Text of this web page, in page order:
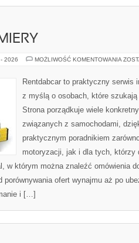
2026 MOŻLIWOŚĆ KOMENTOWANIA
Rentdabcar to praktyczny serwis
z myślą o osobach, które
Strona porządkuje wiele
związanych z samochodami,
praktycznym poradnikiem
motoryzacji, jak i dla tych, którzy
w którym można znaleźć omówienia
ofert wynajmu aż po
i […]